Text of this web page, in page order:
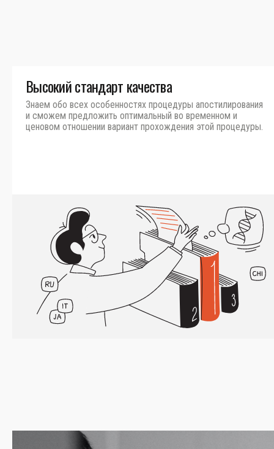
Высокий стандарт качества
Знаем обо всех особенностях процедуры апостилирования
и сможем предложить оптимальный во временном и
ценовом отношении вариант прохождения этой процедуры.